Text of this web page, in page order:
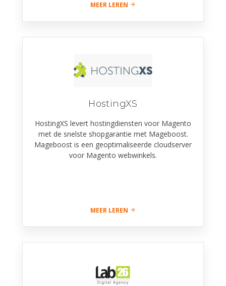
MEER LEREN
HostingXS
HostingXS levert hostingdiensten voor Magento
met de snelste shopgarantie met Mageboost.
Mageboost is een geoptimaliseerde cloudserver
voor Magento webwinkels.
MEER LEREN